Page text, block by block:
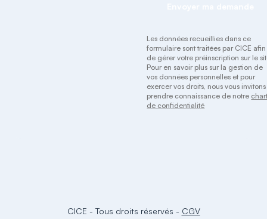
Les données recueillies dans ce
formulaire sont traitées par CICE afin
de gérer votre préinscription sur le
Pour en savoir plus sur la gestion de
vos données personnelles et pour
exercer vos droits, nous vous
prendre connaissance de notre
de confidentialité
CICE - Tous droits réservés - CGV